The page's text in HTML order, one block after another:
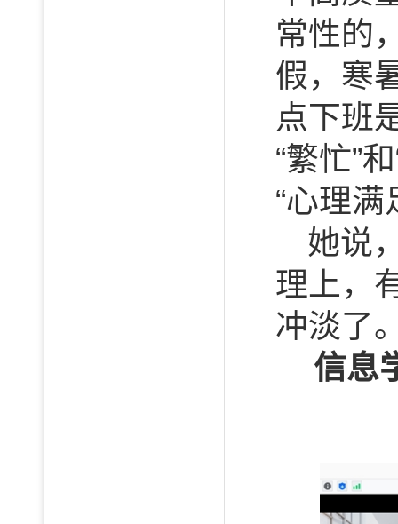
常性的
假，寒
点下班
“繁忙”
“心理满
她说
理上，
冲淡了
信息